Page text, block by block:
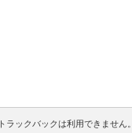
トラックバックは利用できません。